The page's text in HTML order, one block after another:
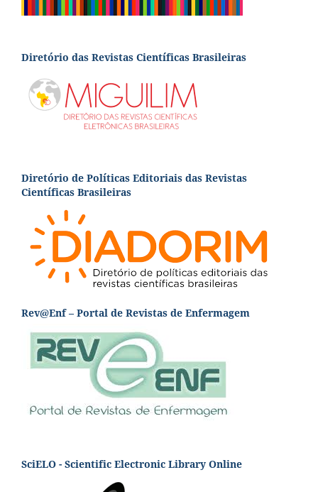
Diretório das Revistas Científicas Brasileiras
Diretório de Políticas Editoriais das Revistas
Científicas Brasileiras
Rev@Enf – Portal de Revistas de Enfermagem
SciELO - Scientific Electronic Library Online